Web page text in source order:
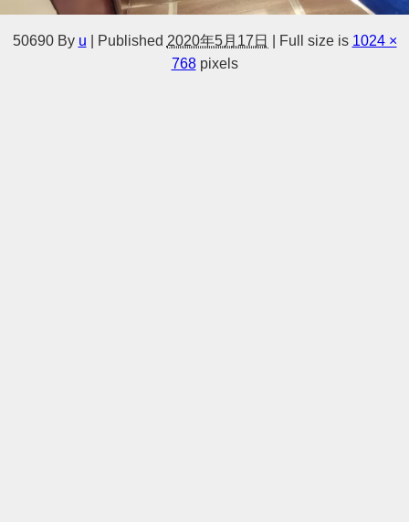
50690 By u Published 2020年5月17日 Full size is 1024 ×
768pixels